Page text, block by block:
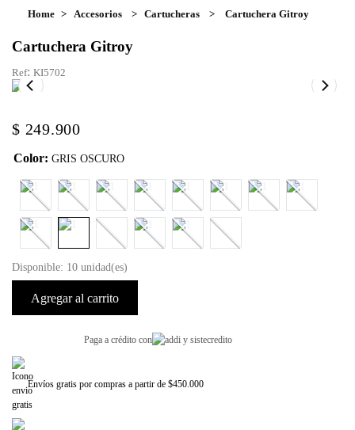
Accesorios Cartucheras Cartuchera Gitroy
Cartuchera Gitroy
: KI5702
$ 249.900
Color: GRIS OSCURO
Disponible: 10 unidad(es)
Agregar al carrito
Paga a crédito con
Envíos gratis por compras a partir de $450.000